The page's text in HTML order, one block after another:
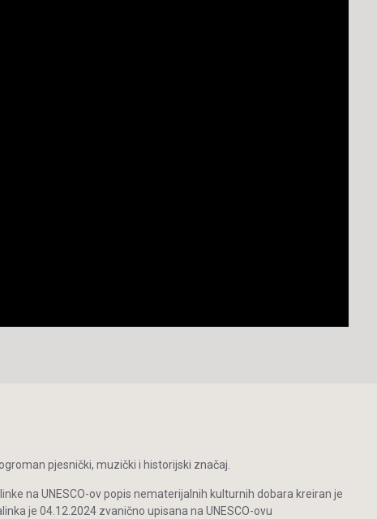
pjesnički, muzički i historijski značaj.
na UNESCO-ov popis nematerijalnih kulturnih dobara kreiran je
je 04.12.2024 zvanično upisana na UNESCO-ovu